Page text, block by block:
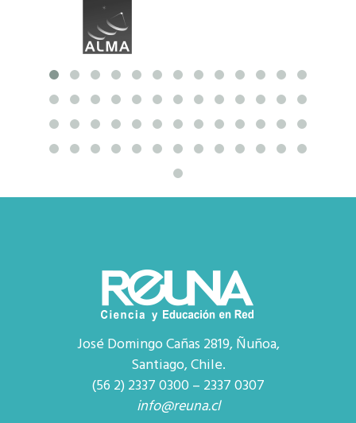
José Domingo Cañas 2819, Ñuñoa,
Santiago, Chile.
(56 2) 2337 0300 – 2337 0307
info@reuna.cl